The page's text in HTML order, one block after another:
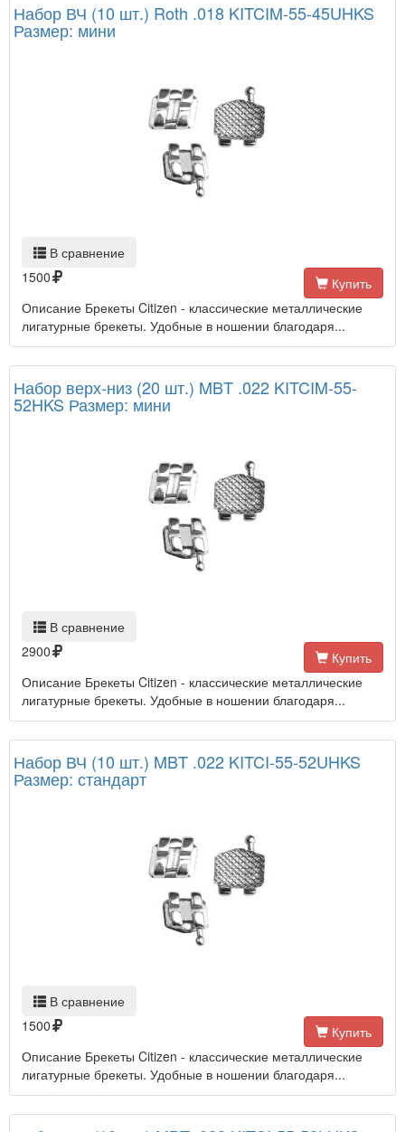
Набор ВЧ (10 шт.) Roth .018 KITCIM-55-45UHKS
Размер: мини
В сравнение
1500
Купить
Описание Брекеты Citizen - классические металлические
лигатурные брекеты. Удобные в ношении благодаря...
Набор верх-низ (20 шт.) MBT .022 KITCIM-55-
52HKS Размер: мини
В сравнение
2900
Купить
Описание Брекеты Citizen - классические металлические
лигатурные брекеты. Удобные в ношении благодаря...
Набор ВЧ (10 шт.) MBT .022 KITCI-55-52UHKS
Размер: стандарт
В сравнение
1500
Купить
Описание Брекеты Citizen - классические металлические
лигатурные брекеты. Удобные в ношении благодаря...